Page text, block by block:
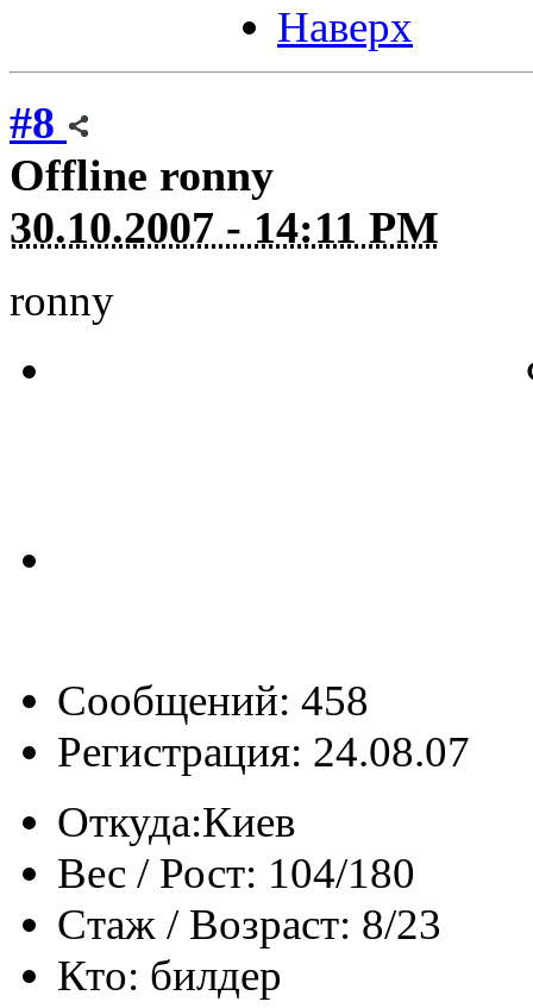
Наверх
#8
Offline ronny
30.10.2007 - 14:11 PM
ronny
Сообщений: 458
Регистрация: 24.08.07
Откуда:Киев
Вес / Рост: 104/180
Стаж / Возраст: 8/23
Кто: билдер